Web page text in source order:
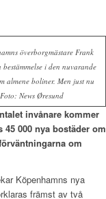
överborgmästare Frank
i den nuvarande
almene boliner. Men just nu
News Øresund
invånare kommer
45 000 nya bostäder om
om
Köpenhamns nya
främst av två